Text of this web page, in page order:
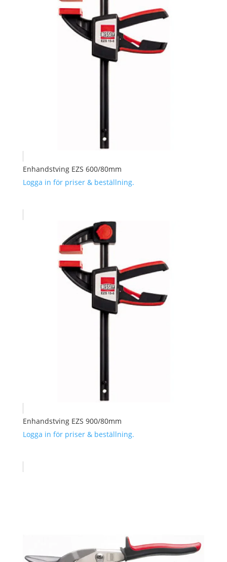
Enhandstving EZS 600/80mm
Logga in för priser & beställning.
Enhandstving EZS 900/80mm
Logga in för priser & beställning.